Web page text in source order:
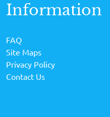
Information
FAQ
Site Maps
Privacy Policy
Contact Us